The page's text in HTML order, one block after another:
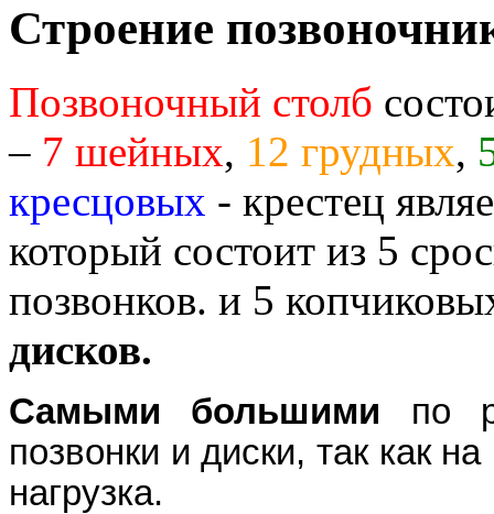
Строение
Позвоночный столб
– 7 шейных, 12 грудных,
кресцовых - крестец
который состоит из 5
позвонков. и 5
дисков.
Самыми большими по
позвонки и диски, так как
нагрузка.